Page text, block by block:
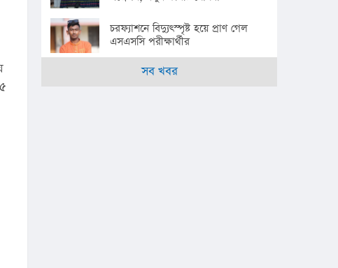
চরফ্যাশনে বিদ্যুৎস্পৃষ্ট হয়ে প্রাণ গেল
এসএসসি পরীক্ষার্থীর
সব খবর